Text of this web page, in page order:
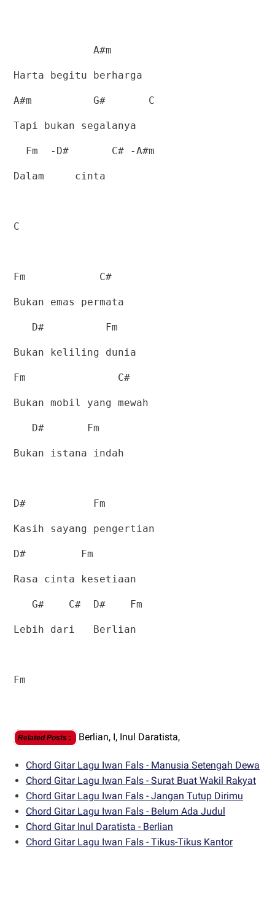
A#m
Harta begitu berharga
A#m G# C
Tapi bukan segalanya
Fm -D# C# -A#m
Dalam cinta
C
Fm C#
Bukan emas permata
D# Fm
Bukan keliling dunia
Fm C#
Bukan mobil yang mewah
D# Fm
Bukan istana indah
D# Fm
Kasih sayang pengertian
D# Fm
Rasa cinta kesetiaan
G# C# D# Fm
Lebih dari Berlian
Fm
Related Posts : Berlian, I, Inul Daratista,
Chord Gitar Lagu Iwan Fals - Manusia Setengah Dewa
Chord Gitar Lagu Iwan Fals - Surat Buat Wakil Rakyat
Chord Gitar Lagu Iwan Fals - Jangan Tutup Dirimu
Chord Gitar Lagu Iwan Fals - Belum Ada Judul
Chord Gitar Inul Daratista - Berlian
Chord Gitar Lagu Iwan Fals - Tikus-Tikus Kantor